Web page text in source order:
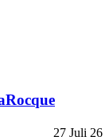
27 Juli 26